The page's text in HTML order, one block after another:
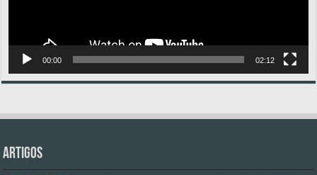
00:00 02:12
Artigos